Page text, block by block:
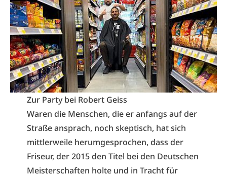
Zur Party bei Robert Geiss
Waren die Menschen, die er anfangs auf der
Straße ansprach, noch skeptisch, hat sich
mittlerweile herumgesprochen, dass der
Friseur, der 2015 den Titel bei den Deutschen
Meisterschaften holte und in Tracht für